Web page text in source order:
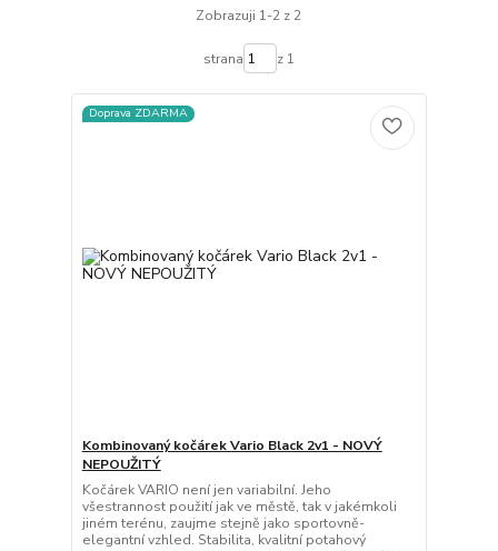
Zobrazuji 1-2 z 2
strana z 1
Doprava ZDARMA
Kombinovaný kočárek Vario Black 2v1 - NOVÝ
NEPOUŽITÝ
Kočárek VARIO není jen variabilní. Jeho
všestrannost použití jak ve městě, tak v jakémkoli
jiném terénu, zaujme stejně jako sportovně-
elegantní vzhled. Stabilita, kvalitní potahový